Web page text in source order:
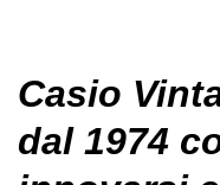
Casio
dal 1974